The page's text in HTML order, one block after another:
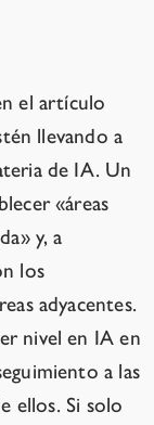
el artículo
llevando a
de IA. Un
«áreas
y, a
los
adyacentes.
nivel en IA en
a las
ellos. Si solo